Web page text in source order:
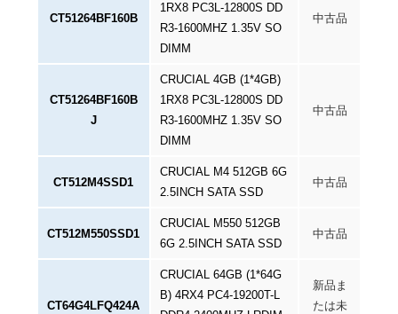
CT51264BF160B
1RX8 PC3L-12800S DD
R3-1600MHZ 1.35V SO
DIMM
中古品
CT51264BF160B
J
CRUCIAL 4GB (1*4GB)
1RX8 PC3L-12800S DD
R3-1600MHZ 1.35V SO
DIMM
中古品
CT512M4SSD1
CRUCIAL M4 512GB 6G
2.5INCH SATA SSD
中古品
CT512M550SSD1
CRUCIAL M550 512GB
6G 2.5INCH SATA SSD
中古品
CT64G4LFQ424A
CRUCIAL 64GB (1*64G
B) 4RX4 PC4-19200T-L
新品ま
たは未